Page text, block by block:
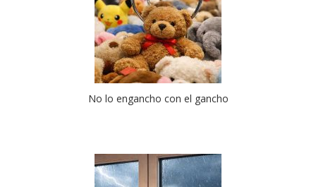
No lo engancho con el gancho